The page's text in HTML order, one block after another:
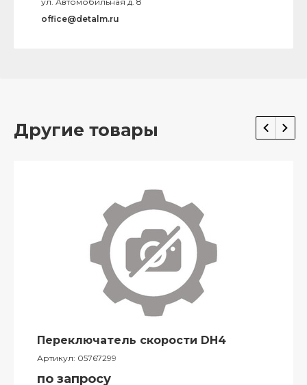
office@detalm.ru
Другие товары
Переключатель скорости DH4
Артикул: 05767299
по запросу